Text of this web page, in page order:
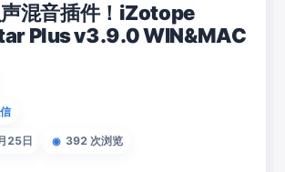
混音插件！iZotope
Plus v3.9.0 WIN&MAC
25日 ◉ 392 次浏览